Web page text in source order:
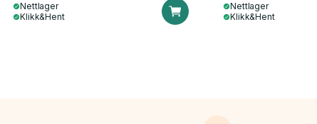
Nettlager
Klikk&Hent
Nettlager
Klikk&Hent